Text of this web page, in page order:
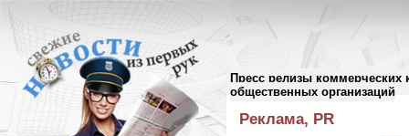
Пресс релизы коммерческих
общественных организаций
Архив пресс-релизов//
Реклама, PR